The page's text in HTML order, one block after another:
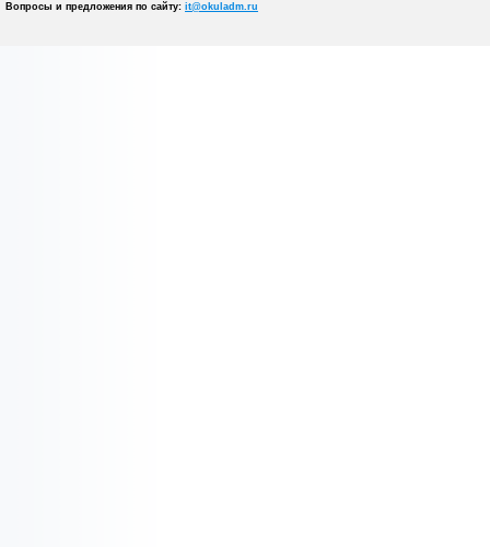
Вопросы и предложения по сайту: it@okuladm.ru